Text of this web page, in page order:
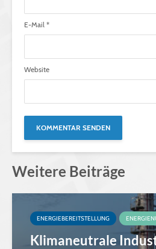
E-Mail *
Website
Weitere Beiträge
ENERGIEBEREITSTELLUNG
Klimaneutrale